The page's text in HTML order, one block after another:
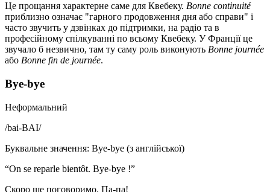
Це прощання характерне саме для Квебеку. Bonne continuité
приблизно означає "гарного продовження дня або справи" і
часто звучить у дзвінках до підтримки, на радіо та в
професійному спілкуванні по всьому Квебеку. У Франції це
звучало б незвично, там ту саму роль виконують Bonne journée
або Bonne fin de journée.
Bye-bye
Неформальний
/bai-BAI/
Буквальне значення: Bye-bye (з англійської)
“On se reparle bientôt. Bye-bye !”
Скоро ще поговоримо. Па-па!